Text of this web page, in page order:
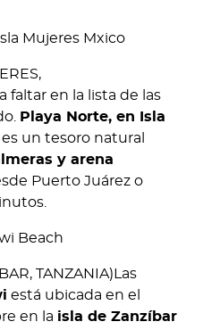
faltar en la lista de las
Playa Norte, en Isla
un tesoro natural
y arena
Puerto Juárez o
TANZANIA)Las
está ubicada en el
en la isla de Zanzíbar